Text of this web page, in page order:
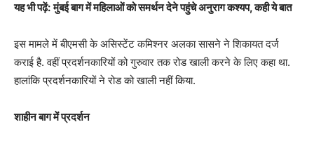
यह भी पढ़ें: मुंबई बाग में महिलाओं को समर्थन देने पहुंचे अनुराग कश्यप, कही ये बात
इस मामले में बीएमसी के असिस्टेंट कमिश्नर अलका सासने ने शिकायत दर्ज
कराई है. वहीं प्रदर्शनकारियों को गुरुवार तक रोड खाली करने के लिए कहा था.
हालांकि प्रदर्शनकारियों ने रोड को खाली नहीं किया.
शाहीन बाग में प्रदर्शन